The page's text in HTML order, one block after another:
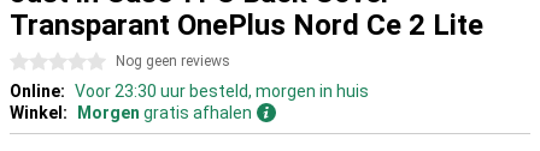
Transparant OnePlus Nord Ce 2 Lite
0 sterren Nog geen reviews
Online: Voor 23:30 uur besteld, morgen in huis
Winkel:
Morgen gratis afhalen